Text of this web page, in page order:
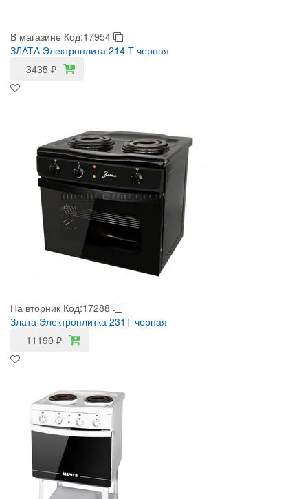
В магазине Код:17954
ЗЛАТА Электроплита 214 Т черная
3435 ₽
На вторник Код:17288
Злата Электроплитка 231Т черная
11190 ₽